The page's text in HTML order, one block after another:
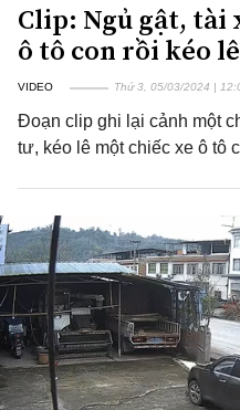
Clip: Ngủ gật, tài
ô tô con rồi kéo
VIDEO Thứ 3, 05/03/2024 |
Đoạn clip ghi lại cảnh một
tư, kéo lê một chiếc xe ô tô